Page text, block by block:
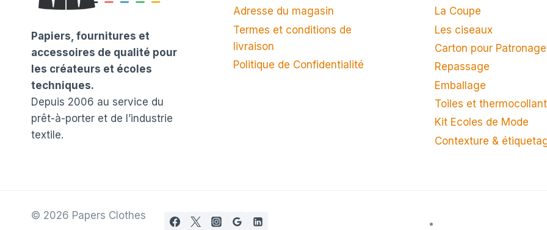
Papiers, fournitures et
accessoires de qualité pour
les créateurs et écoles
techniques.
Depuis 2006 au service du
prêt-à-porter et de l’industrie
textile.
Adresse du magasin
Termes et conditions de
livraison
Politique de Confidentialité
La Coupe
Les ciseaux
Carton pour Patronage
Repassage
Emballage
Toiles et
Kit Ecoles de Mode
Contexture &
© 2026 Papers Clothes